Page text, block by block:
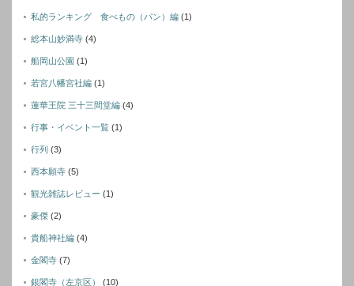
私的ランキング 食べもの（パン）編 (1)
総本山妙満寺 (4)
船岡山公園 (1)
若宮八幡宮社編 (1)
蓮華王院 三十三間堂編 (4)
行事・イベント一覧 (1)
行列 (3)
西本願寺 (5)
観光雑誌レビュー (1)
豪傑 (2)
貴船神社編 (4)
金閣寺 (7)
銀閣寺（左京区） (10)